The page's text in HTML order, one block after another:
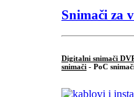
Snimači za
Digitalni snimači
snimači - PoC